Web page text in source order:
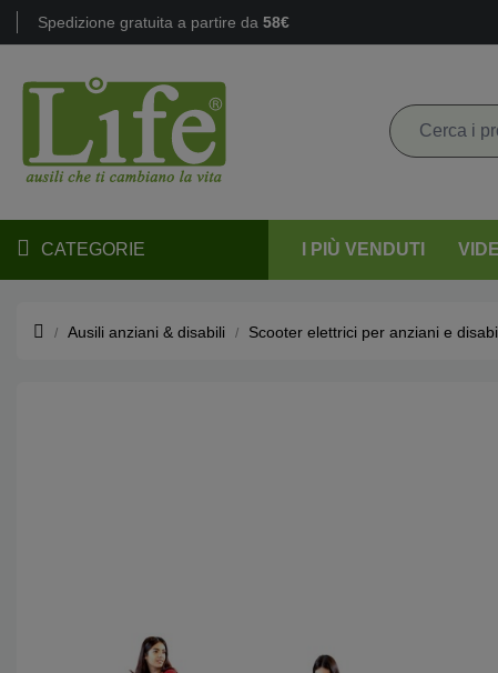
Spedizione gratuita a partire da 58€
CATEGORIE I PIÙ VENDUTI
Ausili anziani & disabili Scooter elettrici per anziani e